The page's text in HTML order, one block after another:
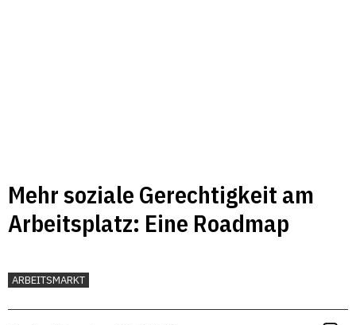
Mehr soziale Gerechtigkeit am
Arbeitsplatz: Eine Roadmap
ARBEITSMARKT